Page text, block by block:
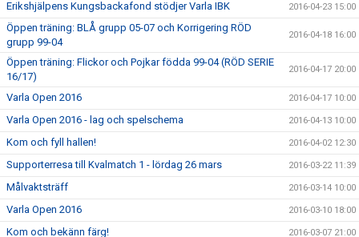
Erikshjälpens Kungsbackafond stödjer Varla IBK 2016-04-23 15:00
Öppen träning: BLÅ grupp 05-07 och Korrigering RÖD
grupp 99-04
2016-04-18 16:00
Öppen träning: Flickor och Pojkar födda 99-04 (RÖD SERIE
16/17)
2016-04-17 20:00
Varla Open 2016 2016-04-17 10:00
Varla Open 2016 - lag och spelschema 2016-04-13 10:00
Kom och fyll hallen! 2016-04-02 12:30
Supporterresa till Kvalmatch 1 - lördag 26 mars 2016-03-22 11:39
Målvaktsträff 2016-03-14 10:00
Varla Open 2016 2016-03-10 18:00
Kom och bekänn färg! 2016-03-07 21:00